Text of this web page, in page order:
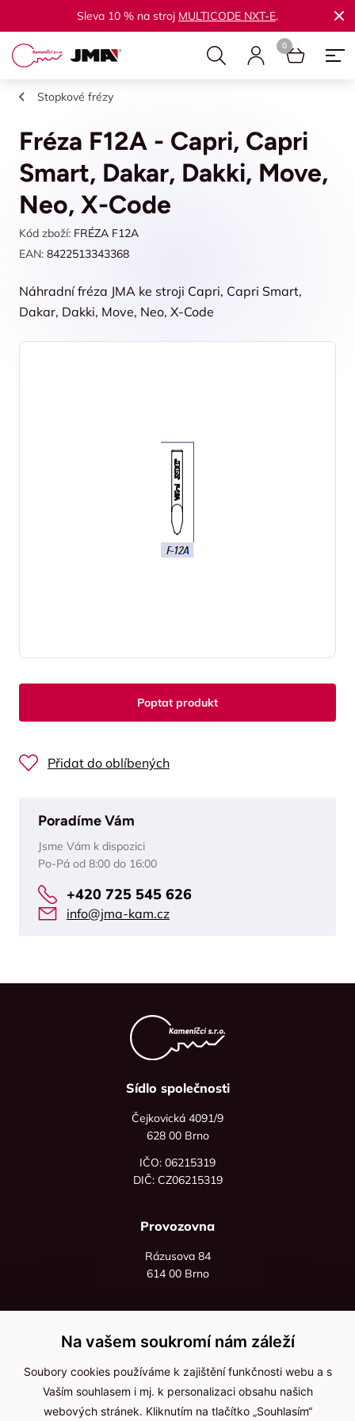
Sleva 10 % na stroj MULTICODE NXT-E.
Stopkové frézy
Fréza F12A - Capri, Capri
Smart, Dakar, Dakki, Move,
Neo, X-Code
Kód zboží: FRÉZA F12A
EAN: 8422513343368
Náhradní fréza JMA ke stroji Capri, Capri Smart,
Dakar, Dakki, Move, Neo, X-Code
Poptat produkt
Přidat do oblíbených
Poradíme Vám
Jsme Vám k dispozici
Po-Pá od 8:00 do 16:00
+420 725 545 626
info@jma-kam.cz
Sídlo společnosti
Čejkovická 4091/9
628 00 Brno
IČO: 06215319
DIČ: CZ06215319
Provozovna
Rázusova 84
614 00 Brno
+420 736 535 066
Po - pá: 8:00 - 16:00
info@jma-kam.cz
Na vašem soukromí nám záleží
Soubory cookies používáme k zajištění funkčnosti webu a s
Vaším souhlasem i mj. k personalizaci obsahu našich
webových stránek. Kliknutím na tlačítko „Souhlasím“